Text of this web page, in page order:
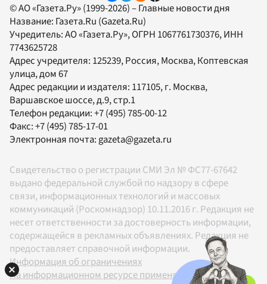
© АО «Газета.Ру» (1999-2026) – Главные новости дня
Название: Газета.Ru (Gazeta.Ru)
Учредитель:АО «Газета.Ру», ОГРН 1067761730376, ИНН
7743625728
Адрес учредителя: 125239, Россия, Москва, Коптевская
улица, дом 67
Адрес редакции и издателя: 117105, г. Москва,
Варшавское шоссе, д.9, стр.1
Телефон редакции:+7 (495) 785-00-12
Факс:+7 (495) 785-17-01
Электронная почта:gazeta@gazeta.ru
Свидетельство о регистрации СМИ Эл № ФС77-67642
выдано федеральной службой по надзору в сфере
связи, информационных технологий и массовых
коммуникаций (Роскомнадзор) 10.11.2016 г. Редакция не
несет ответственности за достоверность информации,
содержащейся в рекламных объявлениях. Редакция не
предоставляет справочной информации.
Информация об ограничениях
На информационном ресурсе применяются